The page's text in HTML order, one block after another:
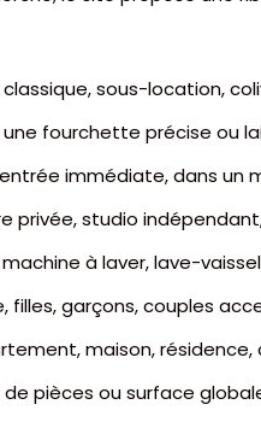
sous-location,
une fourchette précise ou
immédiate, dans un
privée, studio
à laver, lave-
filles, garçons, couples
maison, résidence,
de pièces ou surface